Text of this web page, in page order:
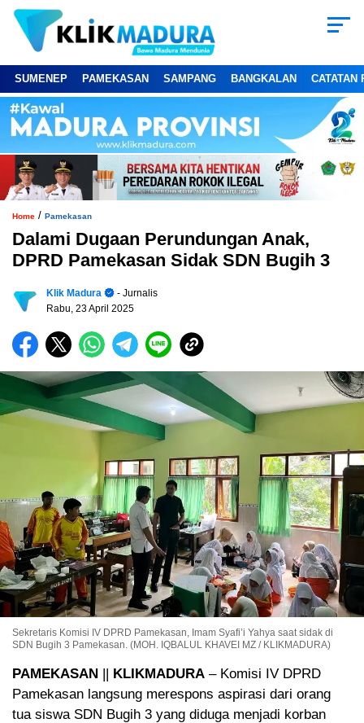
SUMENEP PAMEKASAN SAMPANG BANGKALAN CATATAN
Home / Pamekasan
Dalami Dugaan Perundungan Anak,
DPRD Pamekasan Sidak SDN Bugih 3
Klik Madura
- Jurnalis
Rabu, 23 April 2025
Sekretaris Komisi IV DPRD Pamekasan, Imam Syafi’i Yahya saat sidak di
SDN Bugih 3 Pamekasan. (MOH. IQBALUL KHAVEI MZ / KLIKMADURA)
PAMEKASAN || KLIKMADURA – Komisi IV DPRD
Pamekasan langsung merespons aspirasi dari orang
tua siswa SDN Bugih 3 yang diduga menjadi korban